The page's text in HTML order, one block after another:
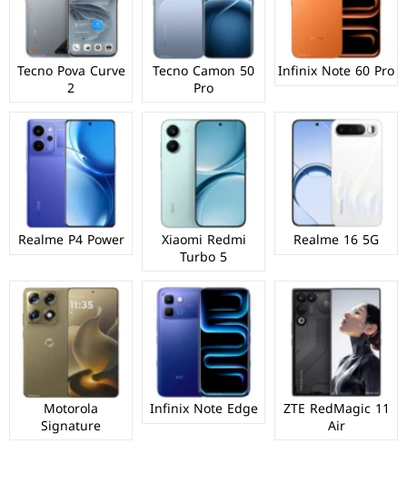
Infinix Note 60 Pro
Tecno Camon 50
Pro
Tecno Pova Curve
2
Realme 16 5G
Xiaomi Redmi
Turbo 5
Realme P4 Power
ZTE RedMagic 11
Air
Infinix Note Edge
Motorola
Signature